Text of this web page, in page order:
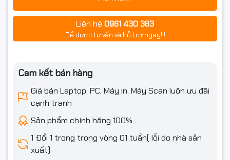
Liên hệ 0961 430 383
Để được tư vấn và hỗ trợ ngay!!!
Cam kết bán hàng
Giá bán Laptop, PC, Máy in, Máy Scan luôn ưu đãi
cạnh tranh
Sản phẩm chính hãng 100%
1 Đổi 1 trong trong vòng 01 tuần( lỗi do nhà sản
xuất)
Phù hợp cho:
✔ Làm việc online
✔ Học tập
🏪 Microsoft Store – Kho Ứng
Dụng Phong Phú
Microsoft Store trên Windows 11 được nâng cấp mạnh mẽ:
Giao diện thân thiện, dễ tìm kiếm